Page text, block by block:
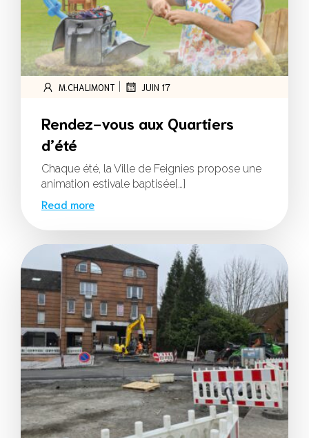
M.CHALIMONT JUIN 17
Rendez-vous aux Quartiers
d’été
Chaque été, la Ville de Feignies propose une
animation estivale baptisée[…]
Read more